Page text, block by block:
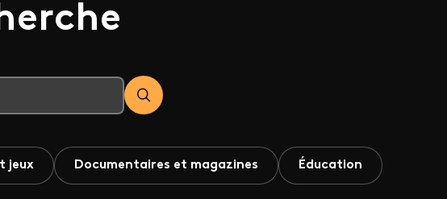
jeux Documentaires et magazines Éducation